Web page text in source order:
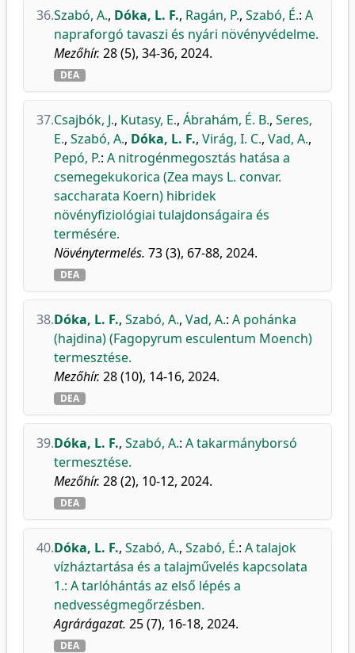
36.Szabó, A., Dóka, L. F., Ragán, P., Szabó, É.: A
napraforgó tavaszi és nyári növényvédelme.
Mezőhír. 28 (5), 34-36, 2024.
DEA
37.Csajbók, J., Kutasy, E., Ábrahám, É. B., Seres,
E., Szabó, A., Dóka, L. F., Virág, I. C., Vad, A.,
Pepó, P.: A nitrogénmegosztás hatása a
csemegekukorica (Zea mays L. convar.
saccharata Koern) hibridek
növényfiziológiai tulajdonságaira és
termésére.
Növénytermelés. 73 (3), 67-88, 2024.
DEA
38.Dóka, L. F., Szabó, A., Vad, A.: A pohánka
(hajdina) (Fagopyrum esculentum Moench)
termesztése.
Mezőhír. 28 (10), 14-16, 2024.
DEA
39.Dóka, L. F., Szabó, A.: A takarmányborsó
termesztése.
Mezőhír. 28 (2), 10-12, 2024.
DEA
40.Dóka, L. F., Szabó, A., Szabó, É.: A talajok
vízháztartása és a talajművelés kapcsolata
1.: A tarlóhántás az első lépés a
nedvességmegőrzésben.
Agrárágazat. 25 (7), 16-18, 2024.
DEA